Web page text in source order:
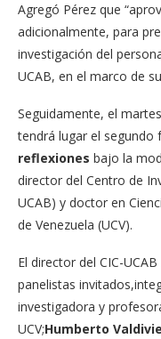
Agregó Pérez que
adicionalmente, para
investigación del
UCAB, en el marco de
Seguidamente, el
tendrá lugar el segundo
reflexiones bajo la
director del Centro de
UCAB) y doctor en
de Venezuela (UCV).
El director del CIC-
panelistas
investigadora y
UCV;Humberto